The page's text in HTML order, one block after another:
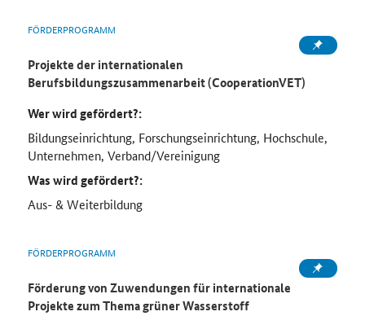
FÖRDERPROGRAMM
Projekte der internationalen
Berufsbildungszusammenarbeit (CooperationVET)
Wer wird gefördert?:
Bildungseinrichtung, Forschungseinrichtung, Hochschule,
Unternehmen, Verband/Vereinigung
Was wird gefördert?:
Aus- & Weiterbildung
FÖRDERPROGRAMM
Förderung von Zuwendungen für internationale
Projekte zum Thema grüner Wasserstoff